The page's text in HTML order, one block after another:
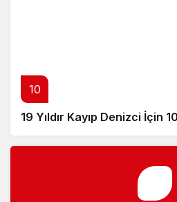
10
19 Yıldır Kayıp Denizci İçin